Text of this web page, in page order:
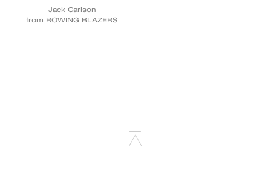
Jack Carlson
from ROWING BLAZERS